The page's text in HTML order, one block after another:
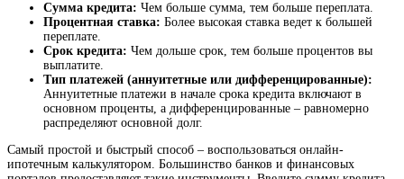
Сумма кредита: Чем больше сумма, тем больше переплата.
Процентная ставка: Более высокая ставка ведет к большей
переплате.
Срок кредита: Чем дольше срок, тем больше процентов вы
выплатите.
Тип платежей (аннуитетные или дифференцированные):
Аннуитетные платежи в начале срока кредита включают в
основном проценты, а дифференцированные – равномерно
распределяют основной долг.
Самый простой и быстрый способ – воспользоваться онлайн-
ипотечным калькулятором. Большинство банков и финансовых